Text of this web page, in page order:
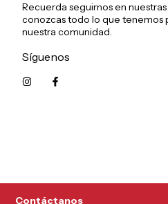
Recuerda seguirnos en
conozcas todo lo que tenemos
nuestra comunidad.
Síguenos
Contáctanos